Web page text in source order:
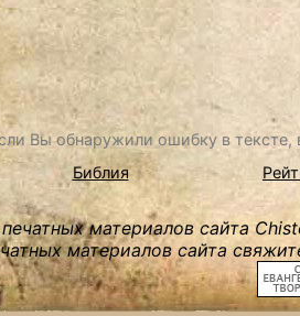
Вы обнаружили ошибку в
Библия
материалов сайта
материалов сайта